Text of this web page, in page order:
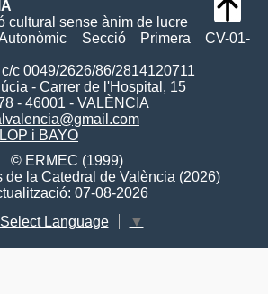
cultural sense ànim de lucre
Secció Primera CV-01-
c 0049/2626/86/2814120711
- Carrer de l'Hospital, 15
- 46001 - VALÈNCIA
i BAYO
© ERMEC (1999)
de la Catedral de València (2026)
07-08-2026
Select Language
▼